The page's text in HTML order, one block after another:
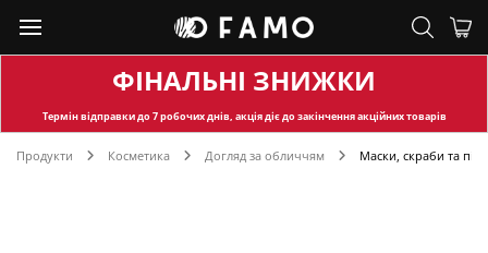
ФІНАЛЬНІ ЗНИЖКИ
Термін відправкидо 7 робочих днів, акція діє до закінчення акційних товарів
Продукти Косметика Догляд за обличчям Маски, скраби та